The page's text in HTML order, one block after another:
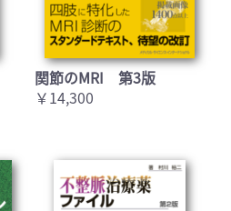
関節のMRI 第3版
￥14,300